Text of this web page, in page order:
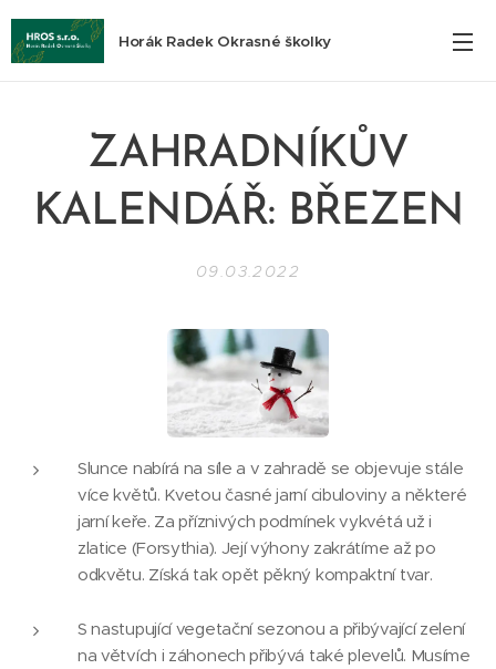
Horák Radek Okrasné školky
ZAHRADNÍKŮV
KALENDÁŘ: BŘEZEN
09.03.2022
Slunce nabírá na síle a v zahradě se objevuje stále
více květů. Kvetou časné jarní cibuloviny a některé
jarní keře. Za příznivých podmínek vykvétá už i
zlatice (Forsythia). Její výhony zakrátíme až po
odkvětu. Získá tak opět pěkný kompaktní tvar.
S nastupující vegetační sezonou a přibývající zelení
na větvích i záhonech přibývá také plevelů. Musíme